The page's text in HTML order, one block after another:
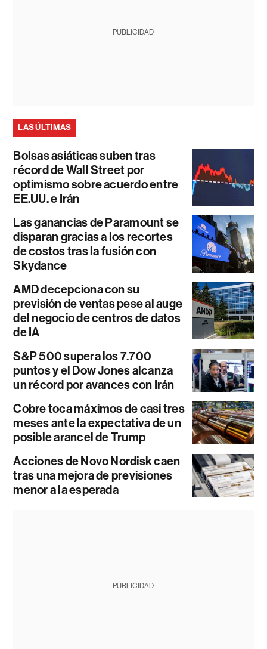
PUBLICIDAD
LAS ÚLTIMAS
Bolsas asiáticas suben tras
récord de Wall Street por
optimismo sobre acuerdo entre
EE.UU. e Irán
Las ganancias de Paramount se
disparan gracias a los recortes
de costos tras la fusión con
Skydance
AMD decepciona con su
previsión de ventas pese al auge
del negocio de centros de datos
de IA
S&P 500 supera los 7.700
puntos y el Dow Jones alcanza
un récord por avances con Irán
Cobre toca máximos de casi tres
meses ante la expectativa de un
posible arancel de Trump
Acciones de Novo Nordisk caen
tras una mejora de previsiones
menor a la esperada
PUBLICIDAD